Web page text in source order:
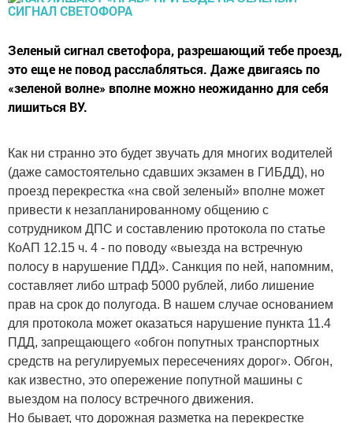
Зеленый сигнал светофора, разрешающий тебе проезд,
это еще не повод расслабляться. Даже двигаясь по
«зеленой волне» вполне можно неожиданно для себя
лишиться ВУ.
Как ни странно это будет звучать для многих водителей
(даже самостоятельно сдавших экзамен в ГИБДД), но
проезд перекрестка «на свой зеленый» вполне может
привести к незапланированному общению с
сотрудником ДПС и составлению протокола по статье
КоАП 12.15 ч. 4 - по поводу «выезда на встречную
полосу в нарушение ПДД». Санкция по ней, напомним,
составляет либо штраф 5000 рублей, либо лишение
прав на срок до полугода. В нашем случае основанием
для протокола может оказаться нарушение пункта 11.4
ПДД, запрещающего «обгон попутных транспортных
средств на регулируемых пересечениях дорог». Обгон,
как известно, это опережение попутной машины с
выездом на полосу встречного движения.
Но бывает, что дорожная разметка на перекрестке